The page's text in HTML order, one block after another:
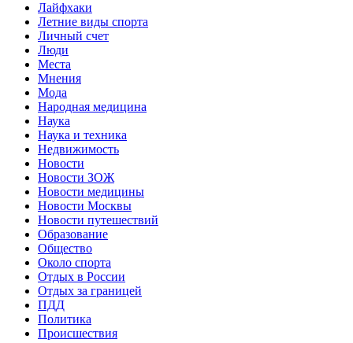
Лайфхаки
Летние виды спорта
Личный счет
Люди
Места
Мнения
Мода
Народная медицина
Наука
Наука и техника
Недвижимость
Новости
Новости ЗОЖ
Новости медицины
Новости Москвы
Новости путешествий
Образование
Общество
Около спорта
Отдых в России
Отдых за границей
ПДД
Политика
Происшествия